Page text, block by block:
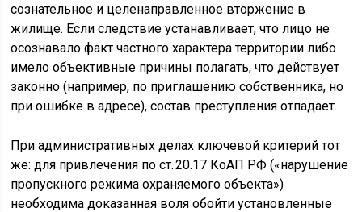
сознательное и целенаправленное вторжение в
жилище. Если следствие устанавливает, что лицо не
осознавало факт частного характера территории либо
имело объективные причины полагать, что действует
законно (например, по приглашению собственника, но
при ошибке в адресе), состав преступления отпадает.
При административных делах ключевой критерий тот
же: для привлечения по ст. 20.17 КоАП РФ («нарушение
пропускного режима охраняемого объекта»)
необходима доказанная воля обойти установленные